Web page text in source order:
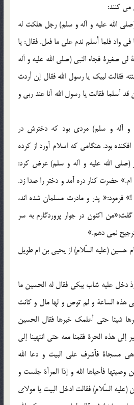
الله علیه و آله و سلم) رجل هلکت له
فی واد فلما أُسلم ندم علی ما فعل. فقال: یا
لی صغیرة فجاء النبی (صلی الله علیه و آله
فقالت لبیک یا رسول الله فقال إن أردت
أسلما فقالت یا رسول الله أنا عند ربی و
و آله و سلم) مردی بود که دخترش در
بود. هنگامی که اسلام آورد از کرده
الله علیه و آله و سلم) عرض کرد:
حضرت کنار دره آمد و دختر را صدا زد.
فرمود:« پدر و مادرت مسلمان شده اند،
اکنون در جوار پروردگارم به سر
نمی دهم.»
حسین (علیه السّلام) از یحیی بن ام طویل
دخل علیه شاب یبکی فقال له الحسین ما
هذه الساعة و لم توص و لها مال و کانت
شیئا حتی أعلمک خبرها فقال الحسین
إلی هذه الحرة فقمنا معه حتی انتهینا إلی
هی مسجاة فأَشرف علی البیت و دعا الله
فأحیاها الله و إذا المرأة جلست و
السّلام) فقالت ادخل البیت یا مولای